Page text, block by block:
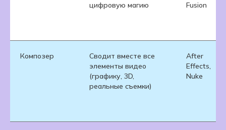
цифровую магию
Fusion
Композер
Сводит вместе все
элементы видео
(графику, 3D,
реальные съемки)
After
Effects,
Nuke